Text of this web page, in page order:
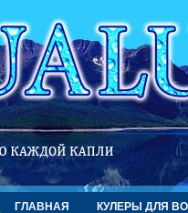
ГЛАВНАЯ КУЛЕРЫ ДЛЯ